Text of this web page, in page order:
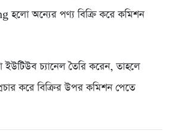
অন্যের পণ্য বিক্রি করে কমিশন
চ্যানেল তৈরি করেন, তাহলে
করে বিক্রির উপর কমিশন পেতে